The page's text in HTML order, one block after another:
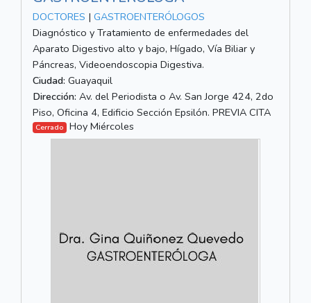
DOCTORES | GASTROENTERÓLOGOS
Diagnóstico y Tratamiento de enfermedades del
Aparato Digestivo alto y bajo, Hígado, Vía Biliar y
Páncreas, Videoendoscopia Digestiva.
Ciudad: Guayaquil
Dirección: Av. del Periodista o Av. San Jorge 424, 2do
Piso, Oficina 4, Edificio Sección Epsilón. PREVIA CITA
Cerrado Hoy Miércoles